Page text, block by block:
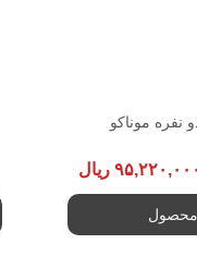
نفره موناکو
۹۵,۲۲۰,۰۰۰ ریال
محصول